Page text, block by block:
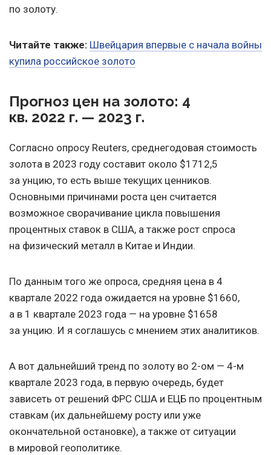
по золоту.
Читайте также: Швейцария впервые с начала войны
купила российское золото
Прогноз цен на золото: 4
кв. 2022 г. — 2023 г.
Согласно опросу Reuters, среднегодовая стоимость
золота в 2023 году составит около $1712,5
за унцию, то есть выше текущих ценников.
Основными причинами роста цен считается
возможное сворачивание цикла повышения
процентных ставок в США, а также рост спроса
на физический металл в Китае и Индии.
По данным того же опроса, средняя цена в 4
квартале 2022 года ожидается на уровне $1660,
а в 1 квартале 2023 года — на уровне $1658
за унцию. И я соглашусь с мнением этих аналитиков.
А вот дальнейший тренд по золоту во 2-ом — 4-м
квартале 2023 года, в первую очередь, будет
зависеть от решений ФРС США и ЕЦБ по процентным
ставкам (их дальнейшему росту или уже
окончательной остановке), а также от ситуации
в мировой геополитике.